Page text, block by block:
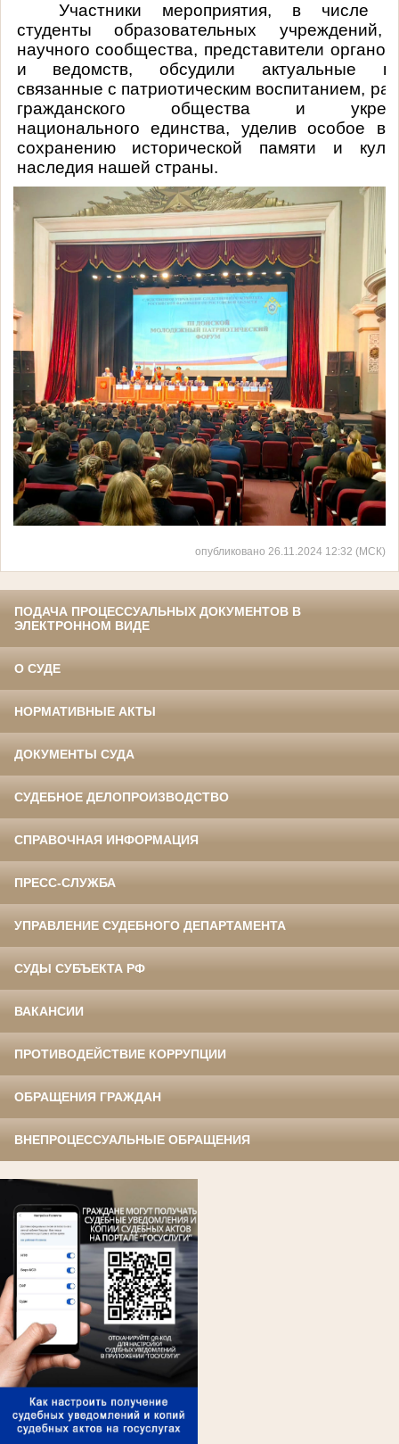
Участники мероприятия, в числе
студенты образовательных
научного сообщества, представители органов
и ведомств, обсудили актуальные
связанные с патриотическим воспитанием,
гражданского общества и
национального единства, уделив особое
сохранению исторической памяти и
наследия нашей страны.
опубликовано 26.11.2024 12:32 (МСК)
ПОДАЧА ПРОЦЕССУАЛЬНЫХ ДОКУМЕНТОВ В
ЭЛЕКТРОННОМ ВИДЕ
О СУДЕ
НОРМАТИВНЫЕ АКТЫ
ДОКУМЕНТЫ СУДА
СУДЕБНОЕ ДЕЛОПРОИЗВОДСТВО
СПРАВОЧНАЯ ИНФОРМАЦИЯ
ПРЕСС-СЛУЖБА
УПРАВЛЕНИЕ СУДЕБНОГО ДЕПАРТАМЕНТА
СУДЫ СУБЪЕКТА РФ
ВАКАНСИИ
ПРОТИВОДЕЙСТВИЕ КОРРУПЦИИ
ОБРАЩЕНИЯ ГРАЖДАН
ВНЕПРОЦЕССУАЛЬНЫЕ ОБРАЩЕНИЯ